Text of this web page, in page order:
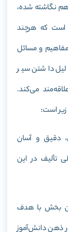
نگاشته شده،
است که هرچند
و مسائل
داشتن سیر
می‌کند.
است:
دقیق و آسان
تألیف در این
بخش با هدف
ذهن دانش‌آموز